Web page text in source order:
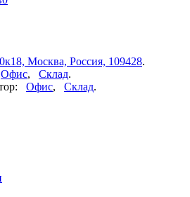
Москва, Россия, 109428.
Офис, Склад.
Офис, Склад.